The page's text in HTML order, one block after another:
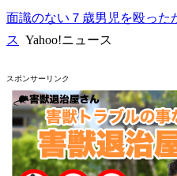
面識のない７歳男児を殴った
ス Yahoo!ニュース
スポンサーリンク